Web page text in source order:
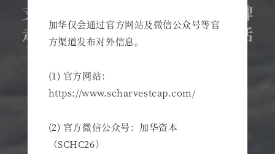
加华仅会通过官方网站及微信公众号等官
方渠道发布对外信息。
(1) 官方网站：
https://www.scharvestcap.com/
(2) 官方微信公众号：加华资本
（SCHC26）